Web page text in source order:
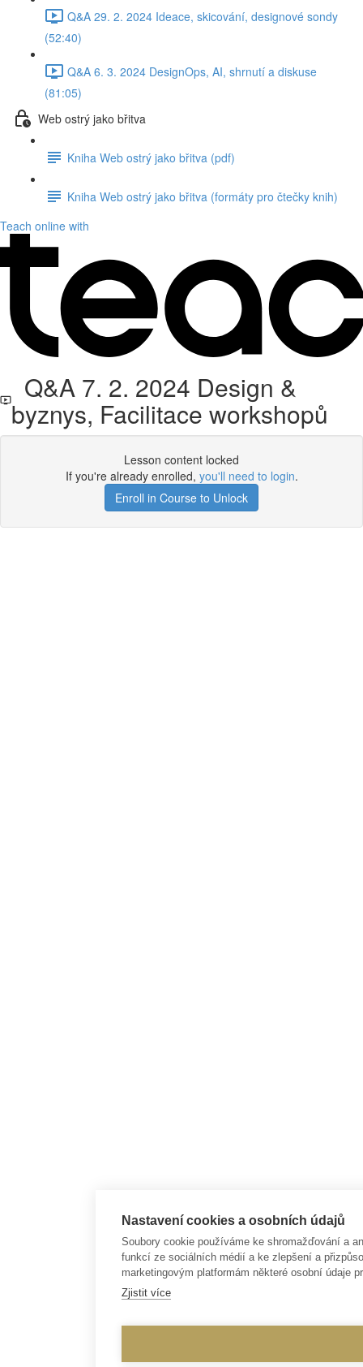
Q&A 29. 2. 2024 Ideace, skicování, designové sondy
(52:40)
Q&A 6. 3. 2024 DesignOps, AI, shrnutí a diskuse
(81:05)
Web ostrý jako břitva
Kniha Web ostrý jako břitva (pdf)
Kniha Web ostrý jako břitva (formáty pro čtečky knih)
Teach online with
Q&A 7. 2. 2024 Design &
byznys, Facilitace workshopů
Lesson content locked
If you're already enrolled, you'll need to login.
Enroll in Course to Unlock
Nastavení cookies a osobních údajů
Soubory cookie používáme ke shromažďování a
funkcí ze sociálních médií a ke zlepšení a
marketingovým platformám některé osobní údaje
Zjistit více